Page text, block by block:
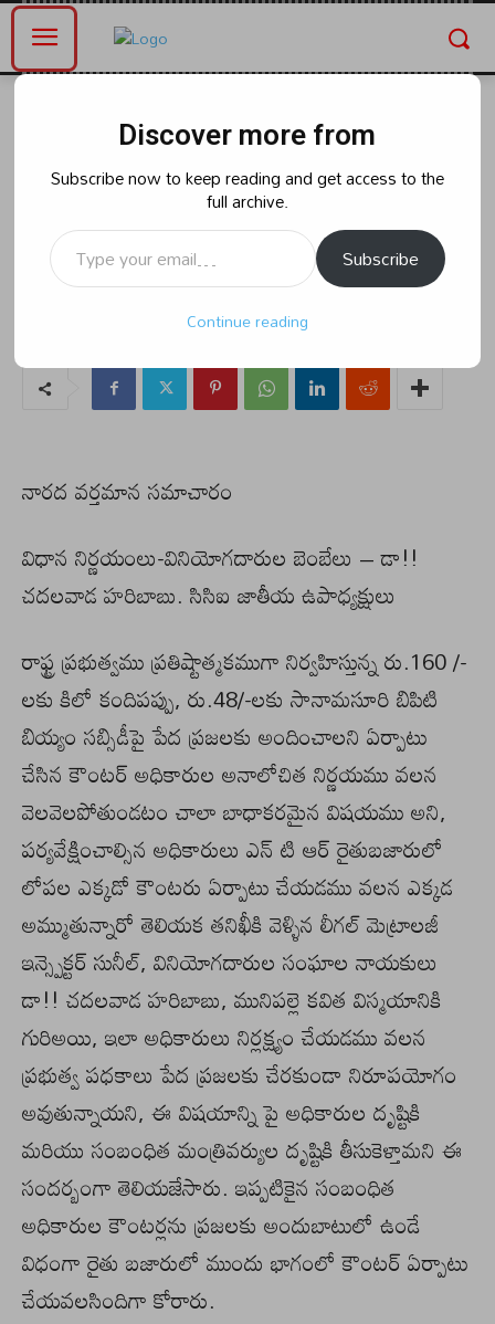
విధాన నిర్ణయంలు-వినియోగదారుల
బెంబేలు – డా!! చదలవాడ హరిబాబు.
సిసిఐ జాతీయ ఉపాధ్యక్షులు
Friday, July 12, 2024 3:27 pm
నారద వర్తమాన సమాచారం
విధాన నిర్ణయంలు-వినియోగదారుల బెంబేలు – డా!!
చదలవాడ హరిబాబు. సిసిఐ జాతీయ ఉపాధ్యక్షులు
రాఫ్ట్ర ప్రభుత్వము ప్రతిష్టాత్మకముగా నిర్వహిస్తున్న రు.160 /-
లకు కిలో కందిపప్పు, రు.48/-లకు సానామసూరి బిపిటి
బియ్యం సబ్సిడీపై పేద ప్రజలకు అందించాలని ఏర్పాటు
చేసిన కౌంటర్ అధికారుల అనాలోచిత నిర్ణయము వలన
వెలవెలపోతుండటం చాలా బాధాకరమైన విషయము అని,
పర్యవేక్షించాల్సిన అధికారులు ఎన్ టి ఆర్ రైతుబజారులో
లోపల ఎక్కడో కౌంటరు ఏర్పాటు చేయడము వలన ఎక్కడ
అమ్ముతున్నారో తెలియక తనిఖీకి వెళ్ళిన లీగల్ మెట్రాలజీ
ఇన్స్పెక్టర్ సునీల్, వినియోగదారుల సంఘాల నాయకులు
డా!! చదలవాడ హరిబాబు, మునిపల్లె కవిత విస్మయానికి
గురిఅయి, ఇలా అధికారులు నిర్లక్ష్యం చేయడము వలన
ప్రభుత్వ పధకాలు పేద ప్రజలకు చేరకుండా నిరూపయోగం
అవుతున్నాయని, ఈ విషయాన్ని పై అధికారుల దృష్టికి
మరియు సంబంధిత మంత్రివర్యుల దృష్టికి తీసుకెళ్తామని ఈ
సందర్బంగా తెలియజేసారు. ఇప్పటికైన సంబంధిత
అధికారుల కౌంటర్లను ప్రజలకు అందుబాటులో ఉండే
విధంగా రైతు బజారులో ముందు భాగంలో కౌంటర్ ఏర్పాటు
చేయవలసిందిగా కోరారు.
Discover more from
Subscribe now to keep reading and get access to the
full archive.
Type your email…
Subscribe
Continue reading